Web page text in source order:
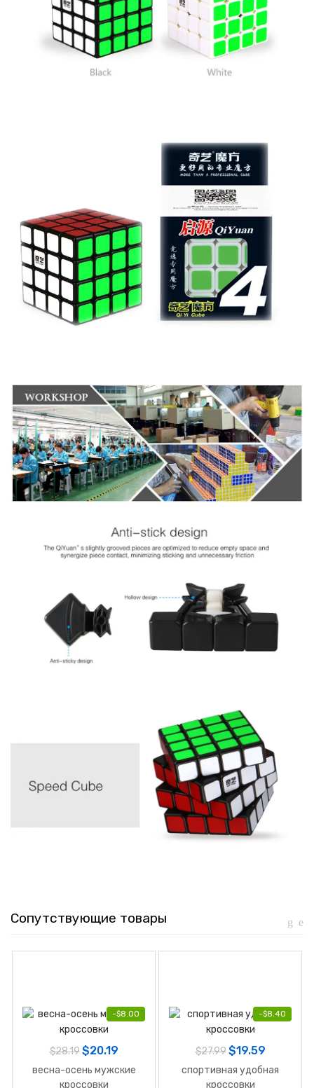
Сопутствующие товары
-$8.00
$28.19 $20.19
весна-осень мужские
кроссовки
-$8.40
$27.99 $19.59
спортивная удобная
кроссовки